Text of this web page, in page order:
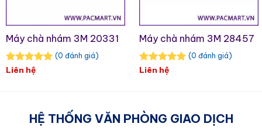
của 3M™.
Tích hợp tấm đệm 3M™ Stikit™ Disc Pad
Máy được trang bị sẵn tấm đệm
phép thay đổi nhám dễ dàng và nhanh chóng,
tiết kiệm thời gian. Tấm đệm này được làm từ
Máy chà nhám 3M 20331
(0 đánh giá)
Liên hệ
Máy chà nhám 3M 28457
(0 đánh giá)
Liên hệ
HỆ THỐNG VĂN PHÒNG GIAO DỊCH